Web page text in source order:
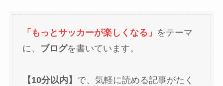
「もっとサッカーが楽しくなる」 をテーマ
に、 ブログを書いています。
【10分以内】 で、気軽に読める記事がたく